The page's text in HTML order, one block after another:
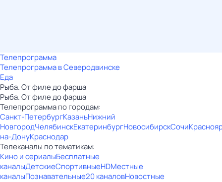
Телепрограмма
Телепрограмма в Северодвинске
Еда
Рыба. От филе до фарша
Рыба. От филе до фарша
Телепрограмма по городам:
Санкт-ПетербургКазаньНижний
НовгородЧелябинскЕкатеринбургНовосибирскСочи
на-ДонуКраснодар
Телеканалы по тематикам:
Кино и сериалыБесплатные
каналыДетскиеСпортивныеHDМестные
каналыПознавательные20 каналовНовостные